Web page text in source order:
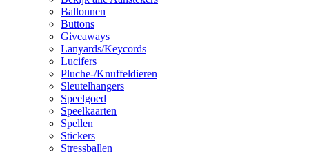
Ballonnen
Buttons
Giveaways
Lanyards/Keycords
Lucifers
Pluche-/Knuffeldieren
Sleutelhangers
Speelgoed
Speelkaarten
Spellen
Stickers
Stressballen